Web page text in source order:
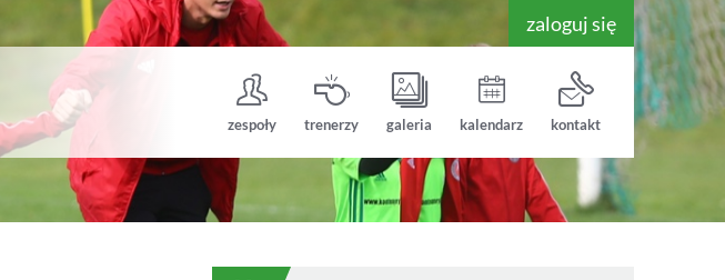
zaloguj się
zespoły trenerzy galeria kalendarz kontakt